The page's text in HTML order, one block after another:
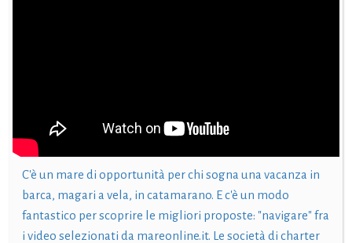
C'è un mare di opportunità per chi sogna una vacanza in
barca, magari a vela, in catamarano. E c'è un modo
fantastico per scoprire le migliori proposte: "navigare" fra
i video selezionati da mareonline.it. Le società di charter